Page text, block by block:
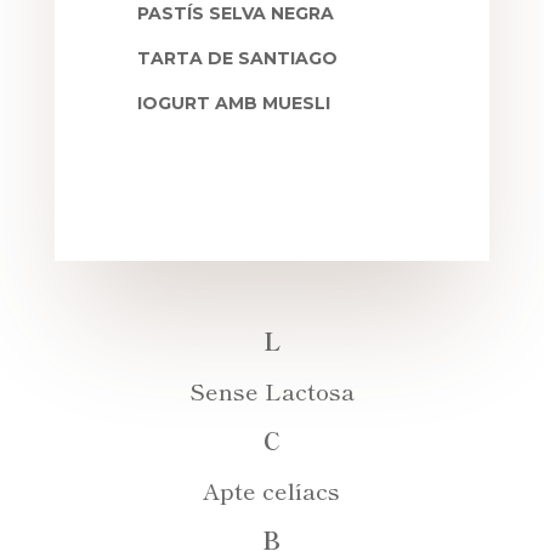
PASTÍS SELVA NEGRA
TARTA DE SANTIAGO
IOGURT AMB MUESLI
L
Sense Lactosa
C
Apte celíacs
B